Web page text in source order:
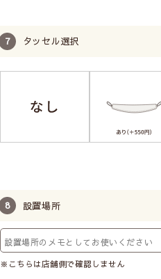
タッセル選択
設置場所
※こちらは店舗側で確認しません